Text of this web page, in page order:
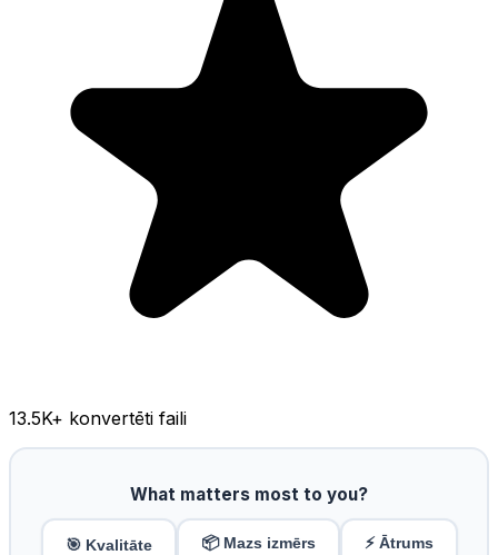
13.5K+ konvertēti faili
What matters most to you?
🎯 Kvalitāte 📦 Mazs izmērs ⚡ Ātrums